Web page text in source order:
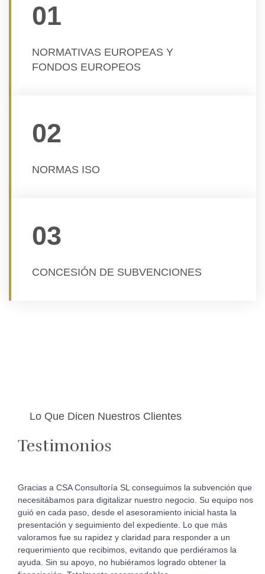
01
NORMATIVAS EUROPEAS Y
FONDOS EUROPEOS
02
NORMAS ISO
03
CONCESIÓN DE SUBVENCIONES
Lo Que Dicen Nuestros Clientes
Testimonios
Gracias a CSA Consultoría SL conseguimos la subvención que
necesitábamos para digitalizar nuestro negocio. Su equipo nos
guió en cada paso, desde el asesoramiento inicial hasta la
presentación y seguimiento del expediente. Lo que más
valoramos fue su rapidez y claridad para responder a un
requerimiento que recibimos, evitando que perdiéramos la
ayuda. Sin su apoyo, no hubiéramos logrado obtener la